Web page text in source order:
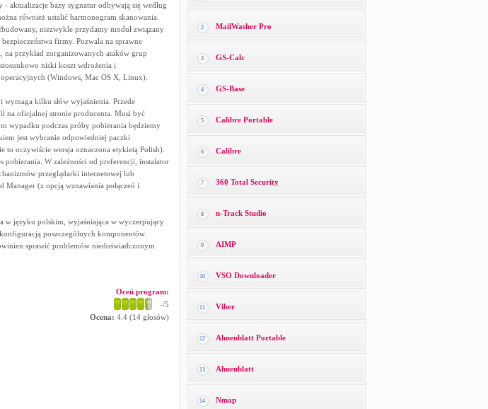
aktualizacje bazy sygnatur odbywają się według
również ustalić harmonogram skanowania.
niezwykle przydatny moduł związany
firmy. Pozwala na sprawne
przykład zorganizowanych ataków grup
niski koszt wdrożenia i
(Windows, Mac OS X, Linux).
kilku słów wyjaśnienia. Przede
na oficjalnej stronie producenta. Musi być
wypadku podczas próby pobierania będziemy
jest wybranie odpowiedniej paczki
oczywiście wersja oznaczona etykietą Polish).
pobierania. W zależności od preferencji, instalator
przeglądarki internetowej lub
Manager (z opcją wznawiania połączeń i
w języku polskim, wyjaśniająca w wyczerpujący
poszczególnych komponentów.
sprawić problemów niedoświadczonym
Oceń program:
-/5
Ocena: 4.4(14głosów)
2 MailWasher Pro
3 GS-Calc
4 GS-Base
5 Calibre Portable
6 Calibre
7 360 Total Security
8 n-Track Studio
9 AIMP
10 VSO Downloader
11 Viber
12 Ahnenblatt Portable
13 Ahnenblatt
14 Nmap